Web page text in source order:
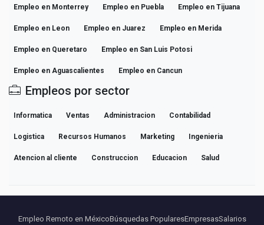
Empleo en Monterrey Empleo en Puebla Empleo en Tijuana
Empleo en Leon Empleo en Juarez Empleo en Merida
Empleo en Queretaro Empleo en San Luis Potosi
Empleo en Aguascalientes Empleo en Cancun
Empleos por sector
Informatica Ventas Administracion Contabilidad
Logistica Recursos Humanos Marketing Ingenieria
Atencion al cliente Construccion Educacion Salud
Empleo Remoto en MéxicoBúsquedas PopularesEmpresasSalarios